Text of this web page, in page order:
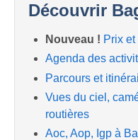
Découvrir
Nouveau ! Prix
Agenda des
Parcours et
Vues du ciel,
routières
Aoc, Aop, Igp à